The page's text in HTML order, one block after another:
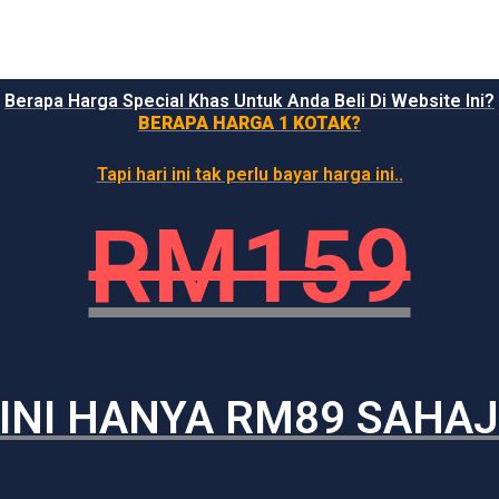
Berapa Harga Special Khas Untuk Anda Beli Di Website Ini?
BERAPA HARGA 1 KOTAK?
Tapi hari ini tak perlu bayar harga ini..
RM159
HANYA RM89